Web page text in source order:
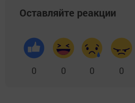
Оставляйте реакции
0 0 0 0